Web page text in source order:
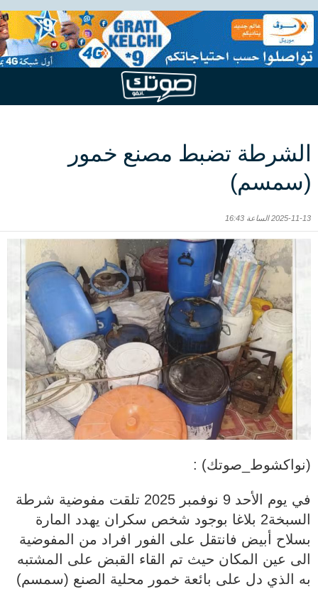
الشرطة تضبط مصنع خمور
(سمسم)
2025-11-13 الساعة 16:43
(نواكشوط_صوتك) :
في يوم الأحد 9 نوفمبر 2025 تلقت مفوضية شرطة
السبخة2 بلاغا بوجود شخص سكران يهدد المارة
بسلاح أبيض فانتقل على الفور افراد من المفوضية
الى عين المكان حيث تم القاء القبض على المشتبه
به الذي دل على بائعة خمور محلية الصنع (سمسم)